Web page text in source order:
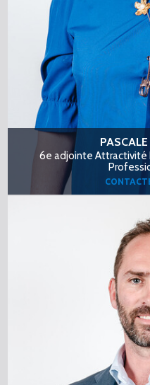
6e adjointe Attractivité